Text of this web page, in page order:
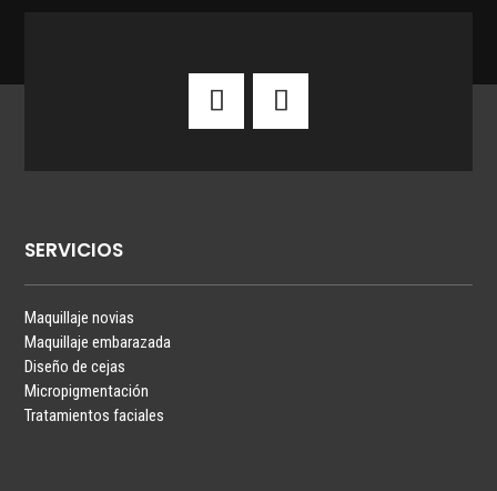
SERVICIOS
Maquillaje novias
Maquillaje embarazada
Diseño de cejas
Micropigmentación
Tratamientos faciales